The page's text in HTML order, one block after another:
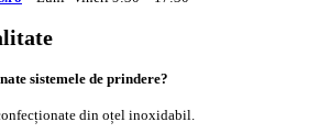
sistemele de prindere?
din oțel inoxidabil.